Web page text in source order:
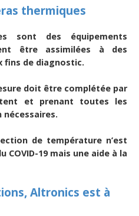
thermiques
sont des équipements
être assimilées à des
fins de diagnostic.
doit être complétée par
et prenant toutes les
de température n’est
19 mais une aide à la
Altronics est à